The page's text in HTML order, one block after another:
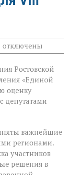
к
записи
Государственной
Думе
состоялось
заключительное
сессии,
ставшее
последним
для
VIII
отключены
Ростовской
«Единой
оценку
депутатами
важнейшие
регионами.
участников
решения в